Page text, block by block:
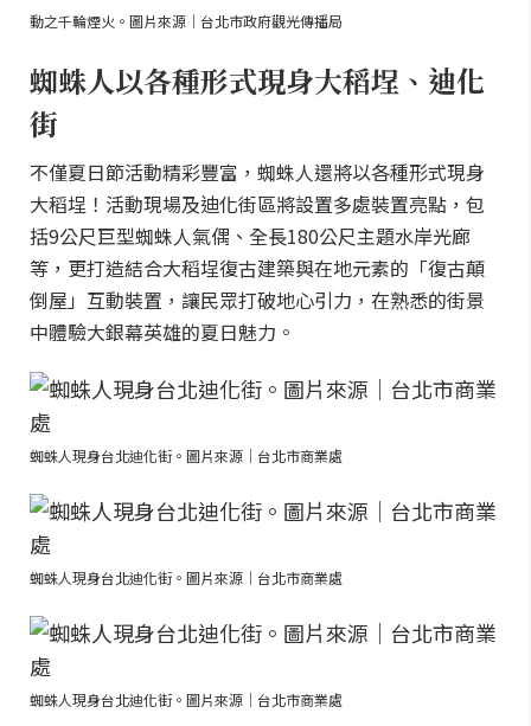
動之千輪煙火。圖片來源｜台北市政府觀光傳播局
蜘蛛人以各種形式現身大稻埕、迪化
街
不僅夏日節活動精彩豐富，蜘蛛人還將以各種形式現身
大稻埕！活動現場及迪化街區將設置多處裝置亮點，包
括9公尺巨型蜘蛛人氣偶、全長180公尺主題水岸光廊
等，更打造結合大稻埕復古建築與在地元素的「復古顛
倒屋」互動裝置，讓民眾打破地心引力，在熟悉的街景
中體驗大銀幕英雄的夏日魅力。
蜘蛛人現身台北迪化街。圖片來源｜台北市商業處
蜘蛛人現身台北迪化街。圖片來源｜台北市商業處
蜘蛛人現身台北迪化街。圖片來源｜台北市商業處